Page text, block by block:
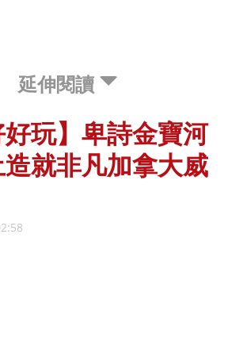
延伸閱讀
好玩】卑詩金寶河
就非凡加拿大威